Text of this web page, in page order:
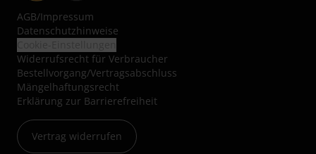
AGB/Impressum
Datenschutzhinweise
Widerrufsrecht für Verbraucher
Bestellvorgang/Vertragsabschluss
Mängelhaftungsrecht
Erklärung zur Barrierefreiheit
Vertrag widerrufen